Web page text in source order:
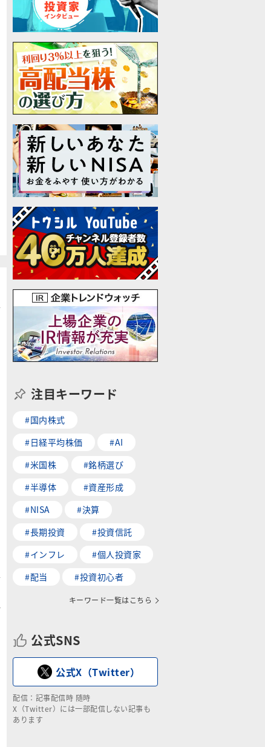
注目キーワード
#国内株式
#日経平均株価
#AI
#米国株
#銘柄選び
#半導体
#資産形成
#NISA
#決算
#長期投資
#投資信託
#インフレ
#個人投資家
#配当
#投資初心者
キーワード一覧はこちら
公式SNS
公式X（Twitter）
配信：記事配信時 随時
X（Twitter）には一部配信しない記事も
あります